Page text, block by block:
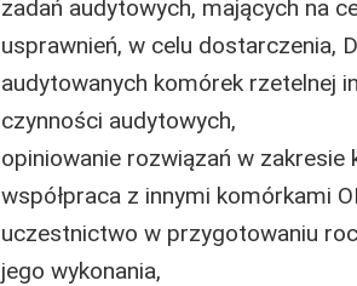
zadań audytowych, mających na
usprawnień, w celu dostarczenia,
audytowanych komórek rzetelnej
czynności audytowych,
opiniowanie rozwiązań w zakresie
współpraca z innymi komórkami
uczestnictwo w przygotowaniu
jego wykonania,